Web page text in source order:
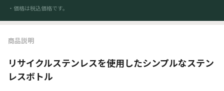
・価格は税込価格です。
商品説明
リサイクルステンレスを使用したシンプルなステン
レスボトル